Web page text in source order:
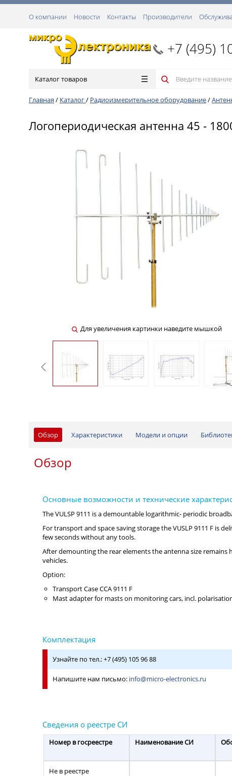
О компании Новости Контакты Производители
+7 (495)
Каталог товаров
Главная / Каталог/ Радиоизмерительное оборудование/
Логопериодическая антенна 45 -
Для увеличения картинки наведите мышкой
Обзор Характеристики Модели и опции
Обзор
The VULSP 9111 is a demountable logarithmic- periodic
For transport and space saving storage the VUSLP 9111 F is
few seconds without any tools.
After demounting the rear elements the antenna size remains
vehicles.
Option:
Transport Case CCA 9111 F
Mast adapter for masts on monitoring cars, incl.
Узнайте по тел.: +7 (495) 105 96 88
Напишите нам письмо: info@micro-electronics.ru
Номер в госреестре
Не в реестре
Наименование СИ